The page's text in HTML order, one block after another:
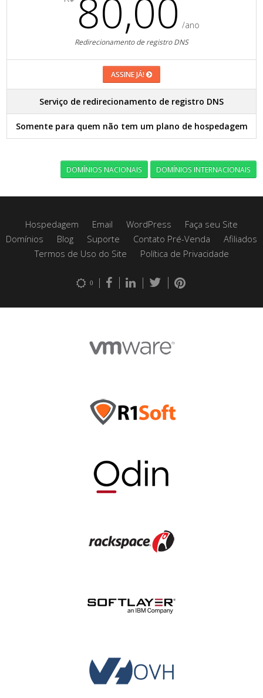
80,00 /ano
Redirecionamento de registro DNS
ASSINE JÁ!
Serviço de redirecionamento de registro DNS
Somente para quem não tem um plano de hospedagem
DOMÍNIOS NACIONAIS DOMÍNIOS INTERNACIONAIS
Hospedagem Email WordPress
Faça seu Site
Domínios
Blog Suporte Contato Pré-Venda
Afiliados
Termos de Uso do Site
Política de Privacidade
0